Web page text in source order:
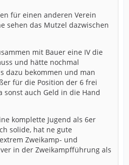
für einen anderen Verein
sehen das Mutzel dazwischen
mit Bauer eine IV die
und hätte nochmal
dazu bekommen und man
für die Position der 6 frei
sonst auch Geld in die Hand
komplette Jugend als 6er
solide, hat ne gute
Zweikamp- und
in der Zweikampfführung als